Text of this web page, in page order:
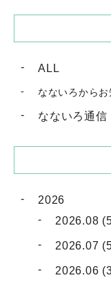
ALL
なないろからお
なないろ通信
2026
2026.08
2026.07
2026.06